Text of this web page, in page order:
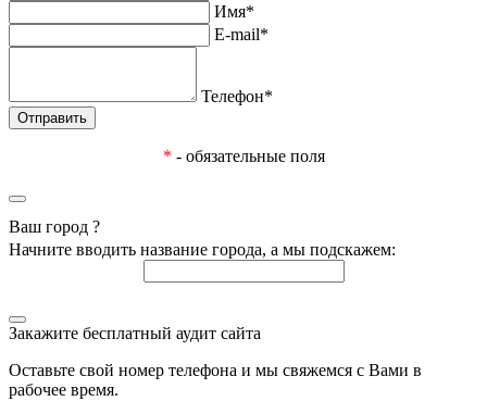
Имя*
E-mail*
Телефон*
* - обязательные поля
Ваш город ?
Начните вводить название города, а мы подскажем:
Закажите бесплатный аудит сайта
Оставьте свой номер телефона и мы свяжемся с Вами в
рабочее время.